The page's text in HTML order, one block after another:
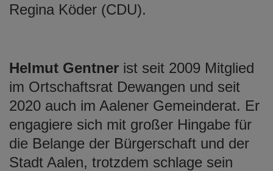
Regina Köder (CDU).
Helmut Gentner ist seit 2009 Mitglied
im Ortschaftsrat Dewangen und seit
2020 auch im Aalener Gemeinderat. Er
engagiere sich mit großer Hingabe für
die Belange der Bürgerschaft und der
Stadt Aalen, trotzdem schlage sein